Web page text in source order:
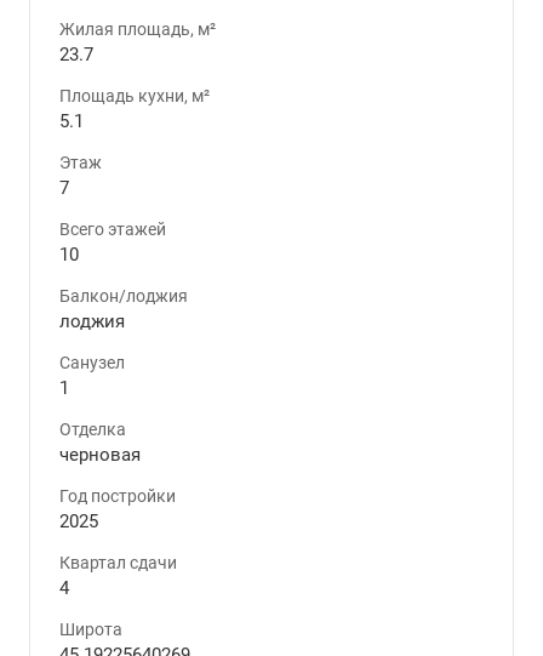
Жилая площадь, м²
23.7
Площадь кухни, м²
5.1
Этаж
7
Всего этажей
10
Балкон/лоджия
лоджия
Санузел
1
Отделка
черновая
Год постройки
2025
Квартал сдачи
4
Широта